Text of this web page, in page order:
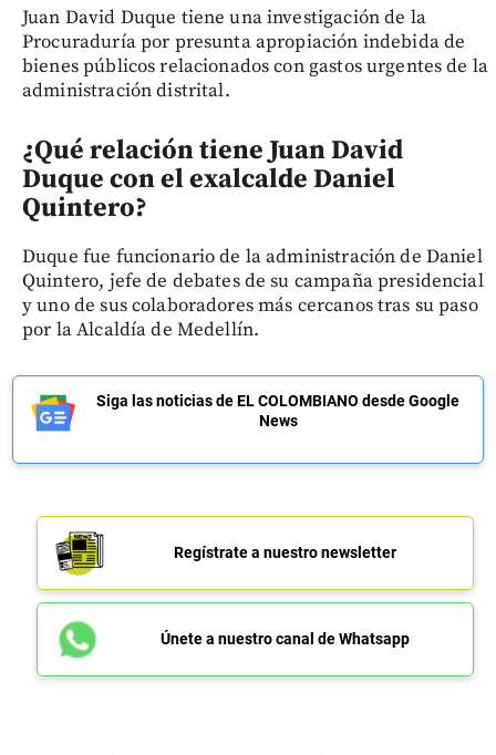
Juan David Duque tiene una investigación de la
Procuraduría por presunta apropiación indebida de
bienes públicos relacionados con gastos urgentes de la
administración distrital.
¿Qué relación tiene Juan David
Duque con el exalcalde Daniel
Quintero?
Duque fue funcionario de la administración de Daniel
Quintero, jefe de debates de su campaña presidencial
y uno de sus colaboradores más cercanos tras su paso
por la Alcaldía de Medellín.
Siga las noticias de EL COLOMBIANO desde Google
News
Regístrate a nuestro newsletter
Únete a nuestro canal de Whatsapp